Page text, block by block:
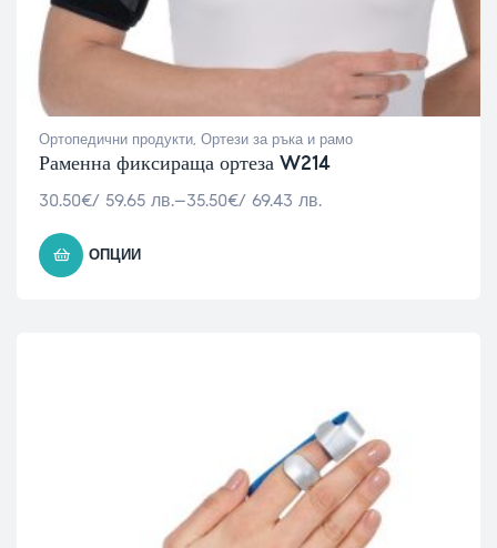
Ортопедични продукти, Ортези за ръка и рамо
Раменна фиксираща ортеза W214
30.50€/ 59.65 лв.–35.50€/ 69.43 лв.
ОПЦИИ